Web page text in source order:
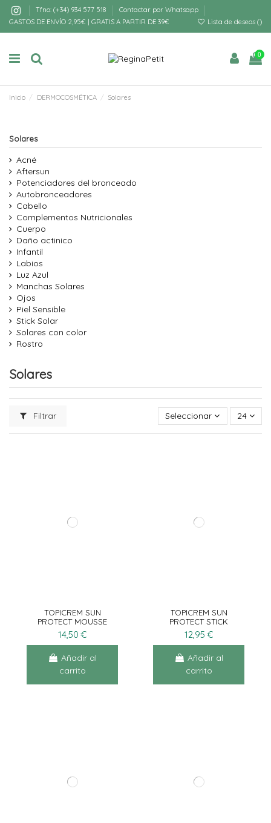
Tfno: (+34) 934 577 518
Contactar por Whatsapp
GASTOS DE ENVÍO 2,95€ | GRATIS A PARTIR DE 39€
Lista de deseos ()
0
Inicio DERMOCOSMÉTICA Solares
Solares
Filtrar Seleccionar 24
TOPICREM SUN
PROTECT MOUSSE
SPF50 50ML
14,50 €
Añadir al
carrito
TOPICREM SUN
PROTECT STICK
INVISIBLE SPF50 15G
12,95 €
Añadir al
carrito
Solares
Acné
Aftersun
Potenciadores del bronceado
Autobronceadores
Cabello
Complementos Nutricionales
Cuerpo
Daño actinico
Infantil
Labios
Luz Azul
Manchas Solares
Ojos
Piel Sensible
Stick Solar
Solares con color
Rostro